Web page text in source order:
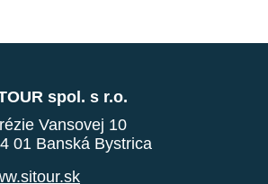
spol. s r.o.
Vansovej 10
01 Banská Bystrica